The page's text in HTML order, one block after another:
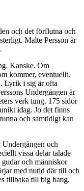
och det förflutna och
Malte Persson är
Kanske. Om
kommer, eventuellt.
Lyrik i sig är ofta
Undergången är
verk tung. 175 sidor
idag. Jo det finns
och samtidigt kan
och
vissa delar talade
och människor
med nutid där till och
tillbaka till big bang.